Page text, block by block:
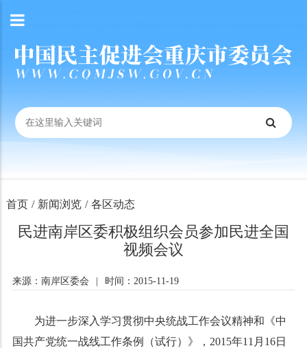
首页 / 新闻浏览 / 各区动态
民进南岸区委积极组织会员参加民进全国
视频会议
来源：南岸区委会 时间：2015-11-19
为进一步深入学习贯彻中央统战工作会议精神和《中
国共产党统一战线工作条例（试行）》，2015年11月16日